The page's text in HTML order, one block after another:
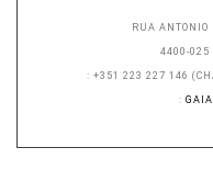
RUA ANTONIO
4400-025
: +351 223 227 146
: